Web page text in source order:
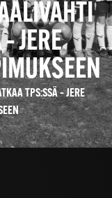
JERE
TPS:SSÄ – JERE